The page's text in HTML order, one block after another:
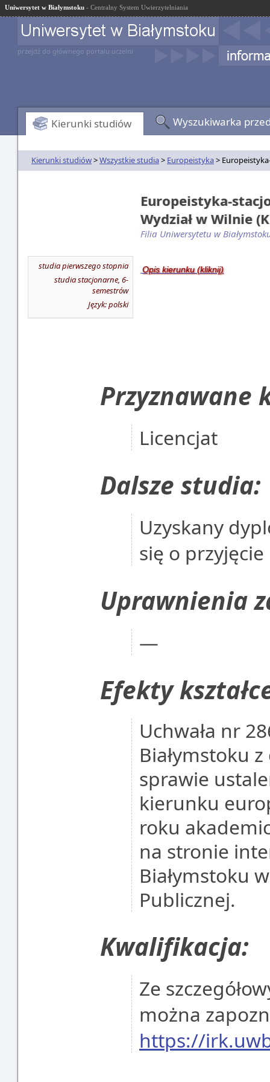
Uniwersytet w Białymstoku - Centralny System Uwierzytelniania
przejdź do głównego portalu uczelni
Kierunki studiów Wyszukiwarka
Kierunki studiów>Wszystkie studia> Europeistyka>
Europeistyka-
Wydział w Wilnie
Filia Uniwersytetu w
studia pierwszego stopnia
studia stacjonarne, 6-
semestrów
Język: polski
Opis kierunku (kliknij)
Przyznawane
Licencjat
Dalsze studia:
Uzyskany
się o
Uprawnienia
―
Efekty
Uchwała nr
Białymstoku
sprawie
kierunku
roku
na stronie
Białymstoku
Publicznej.
Kwalifikacja:
Ze
można
https://